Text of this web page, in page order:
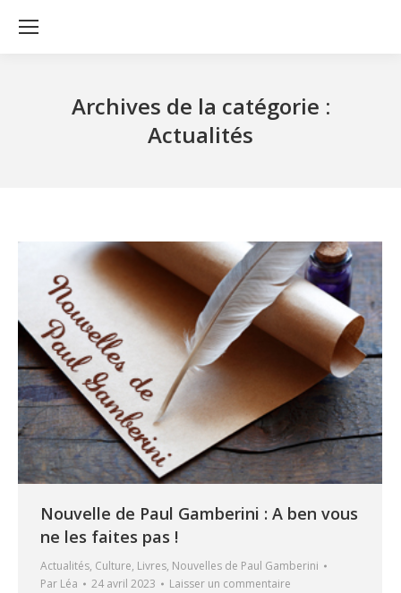
Archives de la catégorie :
Actualités
Nouvelle de Paul Gamberini : A ben vous
ne les faites pas !
Actualités, Culture, Livres, Nouvelles de Paul Gamberini
Par Léa 24 avril 2023 Laisser un commentaire